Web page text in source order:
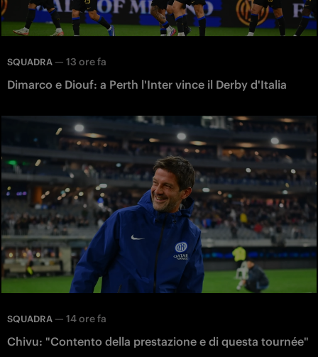
SQUADRA — 13 ore fa
Dimarco e Diouf: a Perth l'Inter vince il Derby d'Italia
SQUADRA — 14 ore fa
Chivu: "Contento della prestazione e di questa tournée"